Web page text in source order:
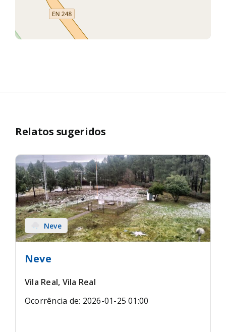
Relatos sugeridos
Neve
Neve
Vila Real, Vila Real
Ocorrência de: 2026-01-25 01:00